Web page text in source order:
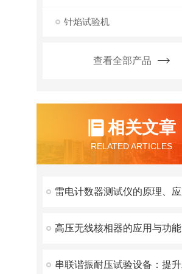
针焰试验机
查看全部产品
相关文章
RELATED ARTICLES
高压无线核相器的应用与功能